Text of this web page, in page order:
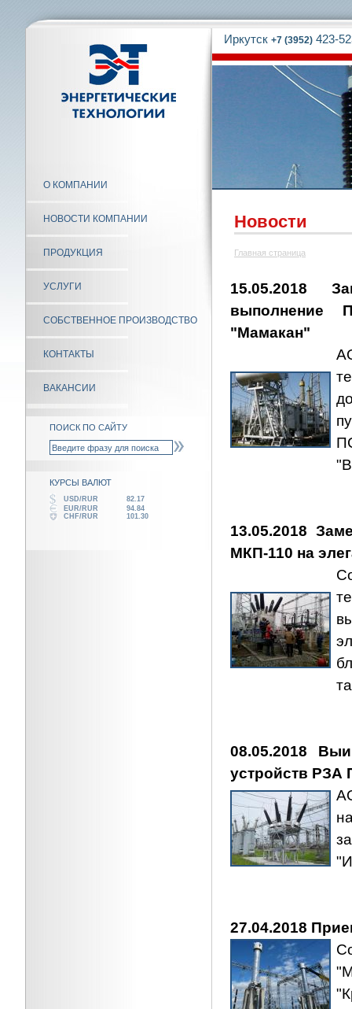
О КОМПАНИИ
НОВОСТИ КОМПАНИИ
ПРОДУКЦИЯ
УСЛУГИ
СОБСТВЕННОЕ ПРОИЗВОДСТВО
КОНТАКТЫ
ВАКАНСИИ
ПОИСК ПО САЙТУ
КУРСЫ ВАЛЮТ
USD/RUR
82.17
EUR/RUR
94.84
CHF/RUR
101.30
Иркутск +7 (3952) 423-
Новости
Главная страница
15.05.2018
"Мамакан"
13.05.2018
МКП-110 на
08.05.2018
устройств РЗА
27.04.2018